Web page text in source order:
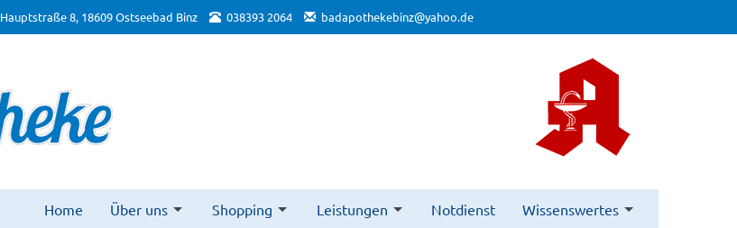
Hauptstraße 8, 18609 Ostseebad Binz 038393 2064 badapothekebinz@yahoo.de
Home Über uns Shopping Leistungen Notdienst Wissenswertes